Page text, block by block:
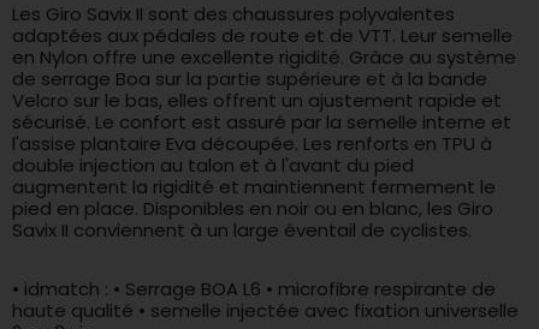
Les Giro Savix II sont des chaussures polyvalentes
adaptées aux pédales de route et de VTT. Leur semelle
en Nylon offre une excellente rigidité. Grâce au système
de serrage Boa sur la partie supérieure et à la bande
Velcro sur le bas, elles offrent un ajustement rapide et
sécurisé. Le confort est assuré par la semelle interne et
l'assise plantaire Eva découpée. Les renforts en TPU à
double injection au talon et à l'avant du pied
augmentent la rigidité et maintiennent fermement le
pied en place. Disponibles en noir ou en blanc, les Giro
Savix II conviennent à un large éventail de cyclistes.
• idmatch : • Serrage BOA L6 • microfibre respirante de
haute qualité • semelle injectée avec fixation universelle